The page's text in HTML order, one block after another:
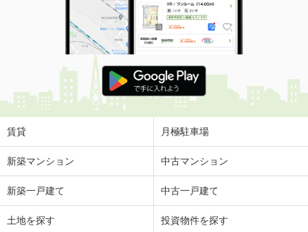
賃貸 月極駐車場
新築マンション 中古マンション
新築一戸建て 中古一戸建て
土地を探す 投資物件を探す